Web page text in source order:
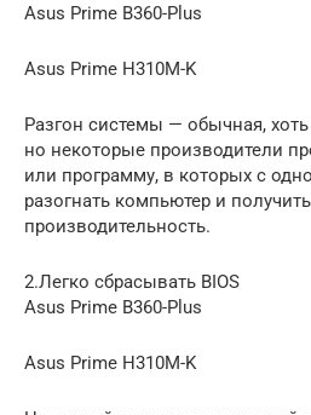
Asus Prime B360-Plus
Asus Prime H310M-K
Разгон системы — обычная,
но некоторые производители
или программу, в которых с
разогнать компьютер и
производительность.
2.Легко сбрасывать BIOS
Asus Prime B360-Plus
Asus Prime H310M-K